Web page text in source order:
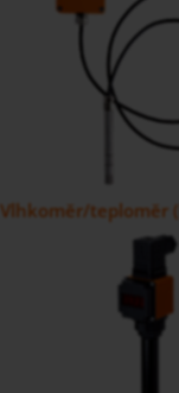
Vlhkoměr/teploměr